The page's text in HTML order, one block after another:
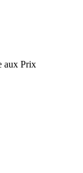
aux Prix